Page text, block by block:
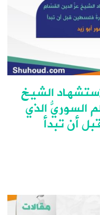
الشيخ
السوريُّ الذي
أن تبدأ